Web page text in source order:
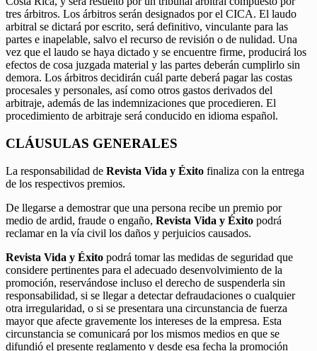
tres árbitros. Los árbitros serán designados por el CICA. El laudo
arbitral se dictará por escrito, será definitivo, vinculante para las
partes e inapelable, salvo el recurso de revisión o de nulidad. Una
vez que el laudo se haya dictado y se encuentre firme, producirá los
efectos de cosa juzgada material y las partes deberán cumplirlo sin
demora. Los árbitros decidirán cuál parte deberá pagar las costas
procesales y personales, así como otros gastos derivados del
arbitraje, además de las indemnizaciones que procedieren. El
procedimiento de arbitraje será conducido en idioma español.
CLÁUSULAS GENERALES
La responsabilidad de Revista Vida y Éxito finaliza con la entrega
de los respectivos premios.
De llegarse a demostrar que una persona recibe un premio por
medio de ardid, fraude o engaño, Revista Vida y Éxito podrá
reclamar en la vía civil los daños y perjuicios causados.
Revista Vida y Éxito podrá tomar las medidas de seguridad que
considere pertinentes para el adecuado desenvolvimiento de la
promoción, reservándose incluso el derecho de suspenderla sin
responsabilidad, si se llegar a detectar defraudaciones o cualquier
otra irregularidad, o si se presentara una circunstancia de fuerza
mayor que afecte gravemente los intereses de la empresa. Esta
circunstancia se comunicará por los mismos medios en que se
difundió el presente reglamento y desde esa fecha la promoción